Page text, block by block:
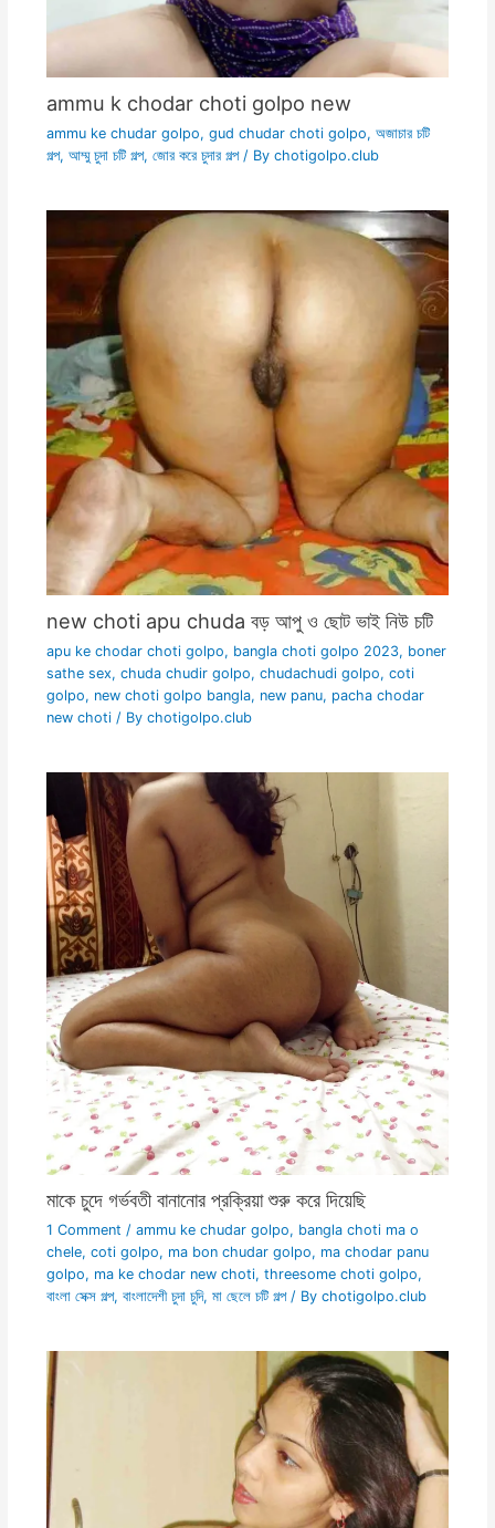
ammu k chodar choti golpo new
ammu ke chudar golpo, gud chudar choti golpo, অজাচার চটি
গল্প, আম্মু চুদা চটি গল্প, জোর করে চুদার গল্প/ By chotigolpo.club
new choti apu chuda বড় আপু ও ছোট ভাই নিউ চটি
apu ke chodar choti golpo, bangla choti golpo 2023, boner
sathe sex, chuda chudir golpo, chudachudi golpo, coti
golpo, new choti golpo bangla, new panu, pacha chodar
new choti/ By chotigolpo.club
মাকে চুদে গর্ভবতী বানানোর প্রক্রিয়া শুরু করে দিয়েছি
1 Comment / ammu ke chudar golpo, bangla choti ma o
chele, coti golpo, ma bon chudar golpo, ma chodar panu
golpo, ma ke chodar new choti, threesome choti golpo,
বাংলা সেক্স গল্প, বাংলাদেশী চুদা চুদি, মা ছেলে চটি গল্প/ By chotigolpo.club